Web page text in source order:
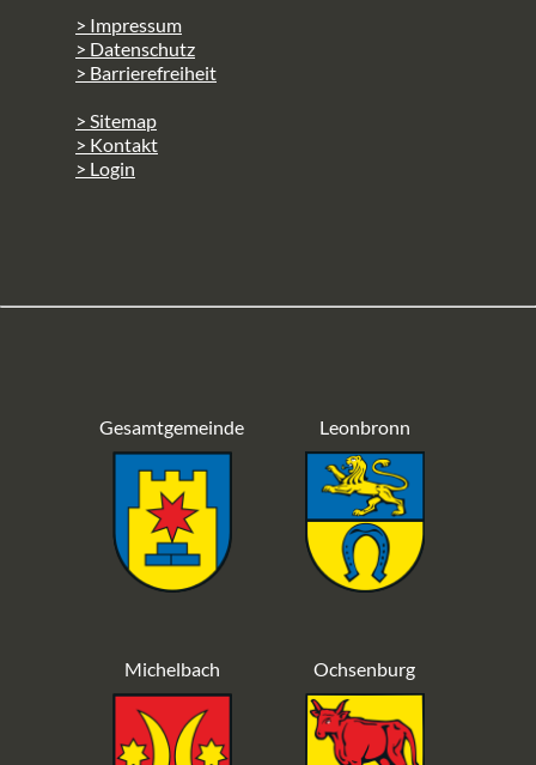
> Impressum
> Datenschutz
> Barrierefreiheit
> Sitemap
> Kontakt
> Login
Gesamtgemeinde Leonbronn
Michelbach Ochsenburg